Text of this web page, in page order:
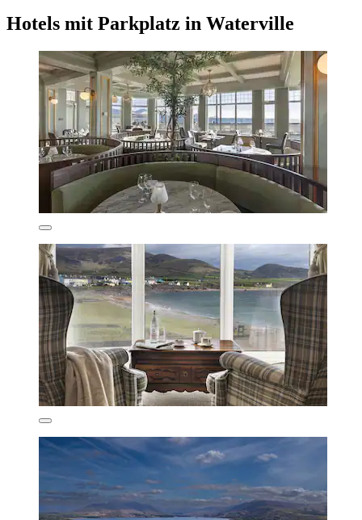
Hotels mit Parkplatz in Waterville